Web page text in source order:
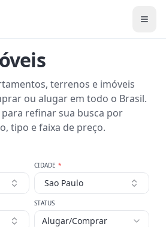
terrenos e imóveis
ou alugar em todo o Brasil.
refinar sua busca por
tipo e faixa de preço.
CIDADE *
Sao Paulo
STATUS
Alugar/Comprar